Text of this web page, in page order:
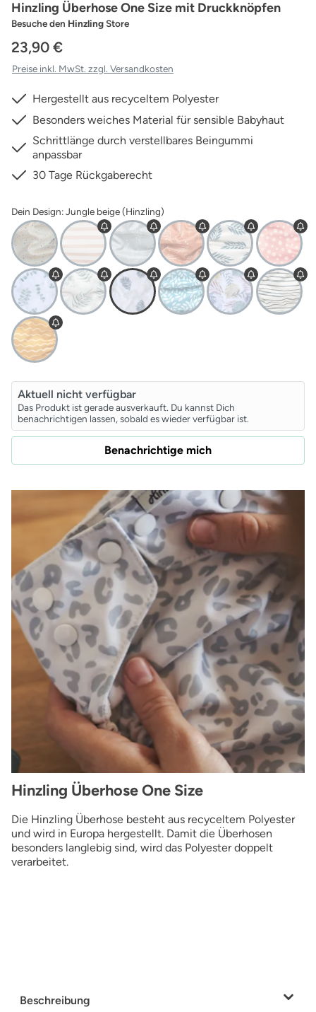
Hinzling Überhose One Size mit Druckknöpfen
Besuche den HinzlingStore
23,90 €
Preise inkl. MwSt. zzgl. Versandkosten
Hergestellt aus recyceltem Polyester
Besonders weiches Material für sensible Babyhaut
Schrittlänge durch verstellbares Beingummi
anpassbar
30 Tage Rückgaberecht
Dein Design: Jungle beige (Hinzling)
Aktuell nicht verfügbar
Das Produkt ist gerade ausverkauft. Du kannst Dich
benachrichtigen lassen, sobald es wieder verfügbar ist.
Benachrichtige mich
Hinzling Überhose One Size
Die Hinzling Überhose besteht aus recyceltem Polyester
und wird in Europa hergestellt. Damit die Überhosen
besonders langlebig sind, wird das Polyester doppelt
verarbeitet.
Beschreibung